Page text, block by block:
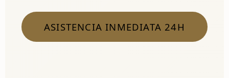
ASISTENCIA INMEDIATA 24H